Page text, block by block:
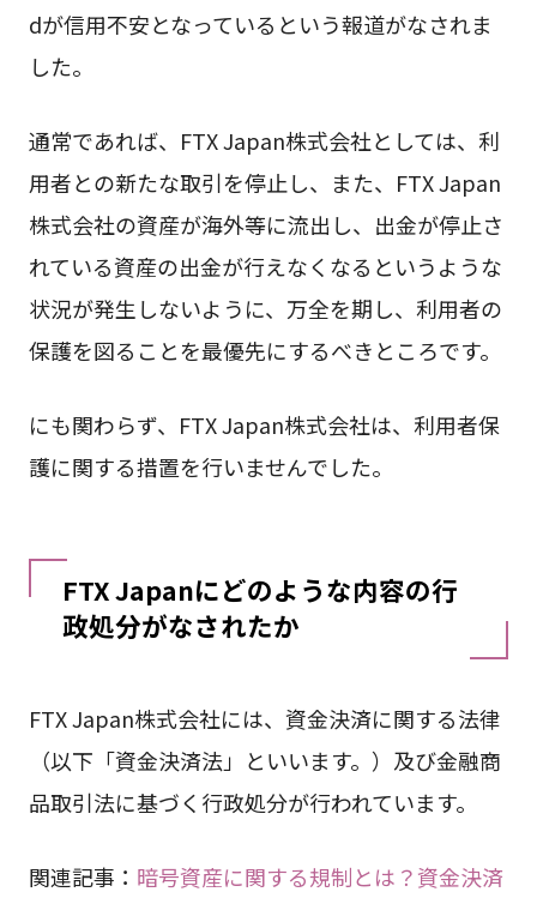
dが信用不安となっているという報道がなされま
した。
通常であれば、FTX Japan株式会社としては、利
用者との新たな取引を停止し、また、FTX Japan
株式会社の資産が海外等に流出し、出金が停止さ
れている資産の出金が行えなくなるというような
状況が発生しないように、万全を期し、利用者の
保護を図ることを最優先にするべきところです。
にも関わらず、FTX Japan株式会社は、利用者保
護に関する措置を行いませんでした。
FTX Japanにどのような内容の行
政処分がなされたか
FTX Japan株式会社には、資金決済に関する法律
（以下「資金決済法」といいます。）及び金融商
品取引法に基づく行政処分が行われています。
関連記事： 暗号資産に関する規制とは？資金決済